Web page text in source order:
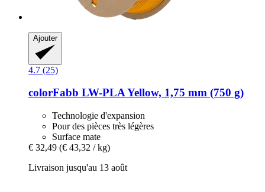
Ajouter
4.7 (25)
colorFabb LW-​PLA Yellow, 1,75 mm (750 g)
Technologie d'expansion
Pour des pièces très légères
Surface mate
€ 32,49 (€ 43,32 / kg)
Livraison jusqu'au 13 août